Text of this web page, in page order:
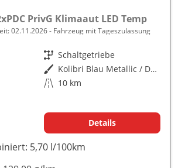
PrivG Klimaaut LED Temp
02.11.2026 Fahrzeug mit Tageszulassung
Getriebe Schaltgetriebe
Außenfarbe
Kolibri Blau Metallic / Dachfarb
Kilometerstand 10 km
Details
5,70 l/100km